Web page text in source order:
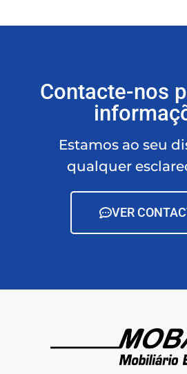
Contacte-nos
Estamos ao seu
qualquer
VER